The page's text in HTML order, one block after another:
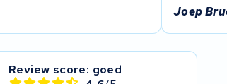
Joep
Review score: goed